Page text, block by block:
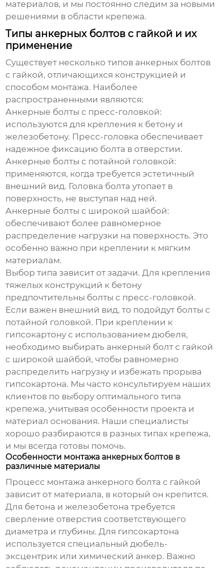
материалов, и мы постоянно следим за новыми
решениями в области крепежа.
Типы анкерных болтов с гайкой и их
применение
Существует несколько типов анкерных болтов
с гайкой, отличающихся конструкцией и
способом монтажа. Наиболее
распространенными являются:
Анкерные болты с пресс-головкой:
используются для крепления к бетону и
железобетону. Пресс-головка обеспечивает
надежное фиксацию болта в отверстии.
Анкерные болты с потайной головкой:
применяются, когда требуется эстетичный
внешний вид. Головка болта утопает в
поверхность, не выступая над ней.
Анкерные болты с широкой шайбой:
обеспечивают более равномерное
распределение нагрузки на поверхность. Это
особенно важно при креплении к мягким
материалам.
Выбор типа зависит от задачи. Для крепления
тяжелых конструкций к бетону
предпочтительны болты с пресс-головкой.
Если важен внешний вид, то подойдут болты с
потайной головкой. При креплении к
гипсокартону с использованием дюбеля,
необходимо выбирать анкерный болт с гайкой
с широкой шайбой, чтобы равномерно
распределить нагрузку и избежать прорыва
гипсокартона. Мы часто консультируем наших
клиентов по выбору оптимального типа
крепежа, учитывая особенности проекта и
материал основания. Наши специалисты
хорошо разбираются в разных типах крепежа,
и мы всегда готовы помочь.
Особенности монтажа анкерных болтов в
различные материалы
Процесс монтажа анкерного болта с гайкой
зависит от материала, в который он крепится.
Для бетона и железобетона требуется
сверление отверстия соответствующего
диаметра и глубины. Для гипсокартона
используется специальный дюбель-
эксцентрик или химический анкер. Важно